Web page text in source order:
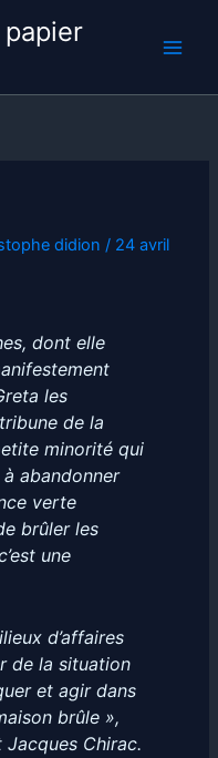
didion / 24 avril
dont elle
les
de la
minorité qui
abandonner
verte
brûler les
une
d’affaires
de la situation
et agir dans
brûle »,
Chirac.